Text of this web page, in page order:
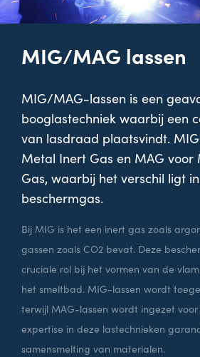
MIG/MAG lassen
MIG/MAG-lassen is een
booglastechniek waarbij een
van lasdraad plaatsvindt.
Metal Inert Gas en MAG voor
Gas, waarbij het verschil ligt
beschermgas.
Bij MIG is het een inert gas zoals
gassen zoals CO2 bevat. Deze
cruciale rol bij het vormen van de
het smeltbad. MIG-lassen wordt
terwijl MAG-lassen wordt ingezet voor
expertise in deze lastechnieken
samensmelting van materialen.